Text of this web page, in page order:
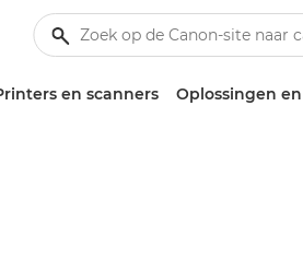
en scanners Oplossingen